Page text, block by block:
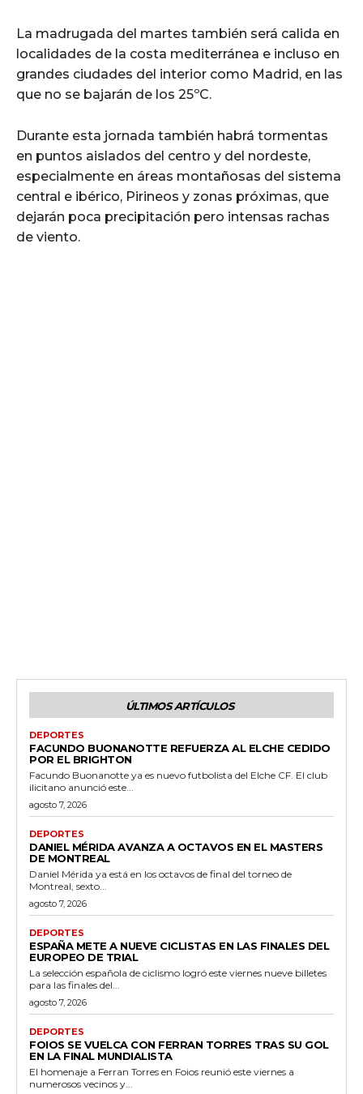
La madrugada del martes también será calida en
localidades de la costa mediterránea e incluso en
grandes ciudades del interior como Madrid, en las
que no se bajarán de los 25ºC.
Durante esta jornada también habrá tormentas
en puntos aislados del centro y del nordeste,
especialmente en áreas montañosas del sistema
central e ibérico, Pirineos y zonas próximas, que
dejarán poca precipitación pero intensas rachas
de viento.
ÚLTIMOS ARTÍCULOS
DEPORTES
FACUNDO BUONANOTTE REFUERZA AL ELCHE CEDIDO
POR EL BRIGHTON
Facundo Buonanotte ya es nuevo futbolista del Elche CF. El club
ilicitano anunció este...
agosto 7, 2026
DEPORTES
DANIEL MÉRIDA AVANZA A OCTAVOS EN EL MASTERS
DE MONTREAL
Daniel Mérida ya está en los octavos de final del torneo de
Montreal, sexto...
agosto 7, 2026
DEPORTES
ESPAÑA METE A NUEVE CICLISTAS EN LAS FINALES DEL
EUROPEO DE TRIAL
La selección española de ciclismo logró este viernes nueve billetes
para las finales del...
agosto 7, 2026
DEPORTES
FOIOS SE VUELCA CON FERRAN TORRES TRAS SU GOL
EN LA FINAL MUNDIALISTA
El homenaje a Ferran Torres en Foios reunió este viernes a
numerosos vecinos y...